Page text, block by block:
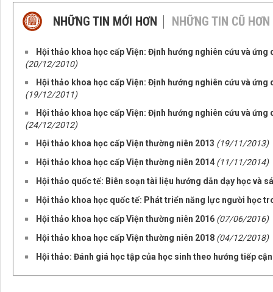
NHỮNG TIN MỚI HƠN NHỮNG TIN CŨ HƠN
Hội thảo khoa học cấp Viện: Định hướng nghiên cứu và ứng
(20/12/2010)
Hội thảo khoa học cấp Viện: Định hướng nghiên cứu và ứng
(19/12/2011)
Hội thảo khoa học cấp Viện: Định hướng nghiên cứu và ứng
(24/12/2012)
Hội thảo khoa học cấp Viện thường niên 2013 (19/11/2013)
Hội thảo khoa học cấp Viện thường niên 2014 (11/11/2014)
Hội thảo quốc tế: Biên soạn tài liệu hướng dẫn dạy học và
Hội thảo khoa học quốc tế: Phát triển năng lực người học
Hội thảo khoa học cấp Viện thường niên 2016 (07/06/2016)
Hội thảo khoa học cấp Viện thường niên 2018 (04/12/2018)
Hội thảo: Đánh giá học tập của học sinh theo hướng tiếp